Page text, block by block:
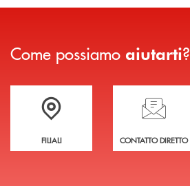
Come possiamo aiutarti?
Trova la filiale più vicina a te
FILIALI
Hai bisogno di
CONTATTO DIRETTO